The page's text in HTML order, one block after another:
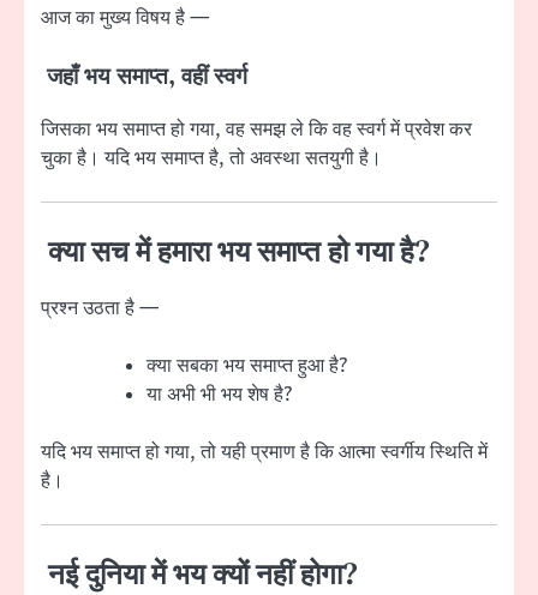
आज का मुख्य विषय है —
जहाँ भय समाप्त, वहीं स्वर्ग
जिसका भय समाप्त हो गया, वह समझ ले कि वह स्वर्ग में प्रवेश कर
चुका है। यदि भय समाप्त है, तो अवस्था सतयुगी है।
क्या सच में हमारा भय समाप्त हो गया है?
प्रश्न उठता है —
क्या सबका भय समाप्त हुआ है?
या अभी भी भय शेष है?
यदि भय समाप्त हो गया, तो यही प्रमाण है कि आत्मा स्वर्गीय स्थिति में
है।
नई दुनिया में भय क्यों नहीं होगा?